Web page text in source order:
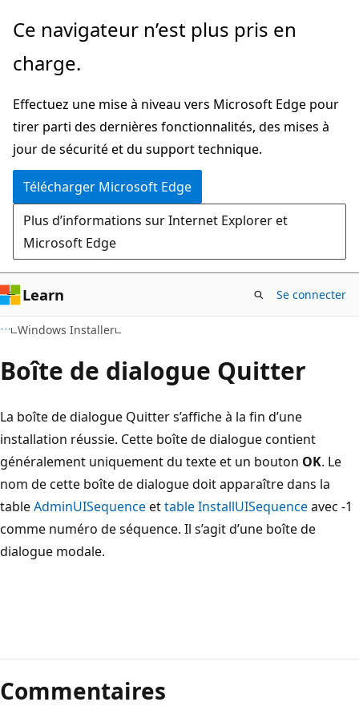
Passer
directement
au
principal
Ce navigateur n’est plus pris en
charge.
Effectuez une mise à niveau vers Microsoft Edge pour
tirer parti des dernières fonctionnalités, des mises à
jour de sécurité et du support technique.
Télécharger Microsoft Edge
Plus d’informations sur Internet Explorer et
Microsoft Edge
Learn Se connecter
Windows Installer
Boîte de dialogue Quitter
La boîte de dialogue Quitter s’affiche à la fin d’une
installation réussie. Cette boîte de dialogue contient
généralement uniquement du texte et un bouton OK. Le
nom de cette boîte de dialogue doit apparaître dans la
tableAdminUISequenceettable InstallUISequenceavec -1
comme numéro de séquence. Il s’agit d’une boîte de
dialogue modale.
lecture
désactivé
Commentaires